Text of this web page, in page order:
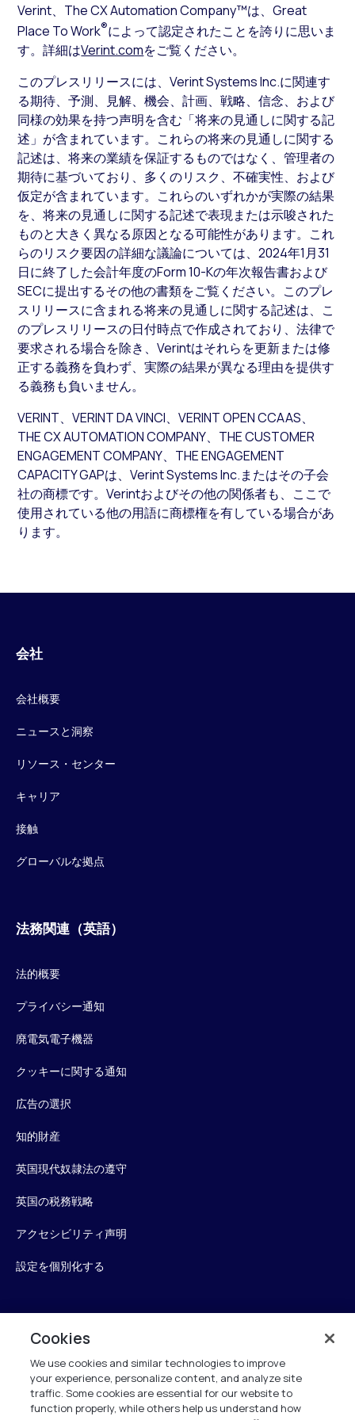
Verint、The CX Automation Company™は、Great
Place To Work®によって認定されたことを誇りに思いま
す。詳細はVerint.comをご覧ください。
このプレスリリースには、Verint Systems Inc.に関連す
る期待、予測、見解、機会、計画、戦略、信念、および
同様の効果を持つ声明を含む「将来の見通しに関する記
述」が含まれています。これらの将来の見通しに関する
記述は、将来の業績を保証するものではなく、管理者の
期待に基づいており、多くのリスク、不確実性、および
仮定が含まれています。これらのいずれかが実際の結果
を、将来の見通しに関する記述で表現または示唆された
ものと大きく異なる原因となる可能性があります。これ
らのリスク要因の詳細な議論については、2024年1月31
日に終了した会計年度のForm 10-Kの年次報告書および
SECに提出するその他の書類をご覧ください。このプレ
スリリースに含まれる将来の見通しに関する記述は、こ
のプレスリリースの日付時点で作成されており、法律で
要求される場合を除き、Verintはそれらを更新または修
正する義務を負わず、実際の結果が異なる理由を提供す
る義務も負いません。
VERINT、VERINT DA VINCI、VERINT OPEN CCAAS、
THE CX AUTOMATION COMPANY、THE CUSTOMER
ENGAGEMENT COMPANY、THE ENGAGEMENT
CAPACITY GAPは、Verint Systems Inc.またはその子会
社の商標です。Verintおよびその他の関係者も、ここで
使用されている他の用語に商標権を有している場合があ
ります。
会社
会社概要
ニュースと洞察
リソース・センター
キャリア
接触
グローバルな拠点
法務関連（英語）
法的概要
プライバシー通知
廃電気電子機器
クッキーに関する通知
広告の選択
知的財産
英国現代奴隷法の遵守
英国の税務戦略
アクセシビリティ声明
設定を個別化する
Verint
ベリントシステムズジャパン株式会社
〒104-0061
中央区銀座6-10-1
Cookies
We use cookies and similar technologies to improve
your experience, personalize content, and analyze site
traffic. Some cookies are essential for our website to
function properly, while others help us understand how